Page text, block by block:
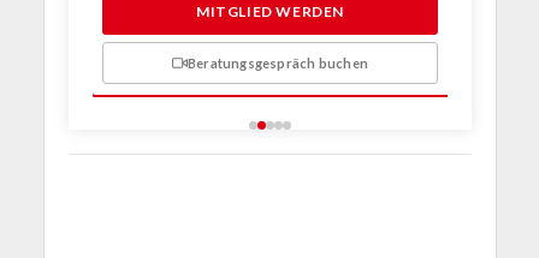
MITGLIED WERDEN
Beratungsgespräch buchen